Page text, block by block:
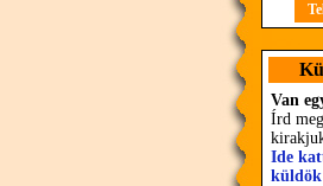
Van
Írd
Ide